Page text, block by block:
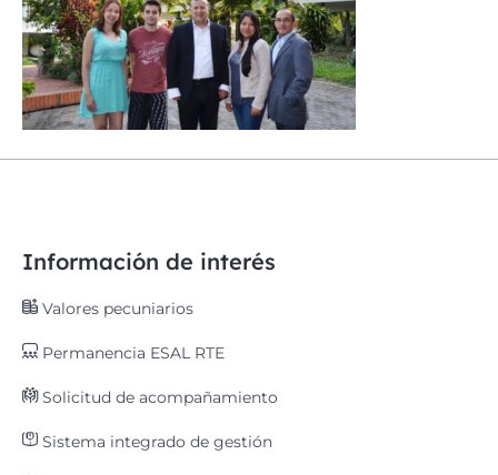
Información de interés
Valores pecuniarios
Permanencia ESAL RTE
Solicitud de acompañamiento
Sistema integrado de gestión